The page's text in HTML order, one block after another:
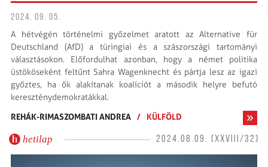
2024. 09. 05.
A hétvégén történelmi győzelmet aratott az Alternative für
Deutschland (AfD) a türingiai és a szászországi tartományi
választásokon. Előfordulhat azonban, hogy a német politika
üstököseként feltűnt Sahra Wagenknecht és pártja lesz az igazi
győztes, ha ők alakítanak koalíciót a második helyre befutó
kereszténydemokratákkal.
REHÁK-RIMASZOMBATI ANDREA / KÜLFÖLD
hetilap 2024.08.09. (XXVIII/32)